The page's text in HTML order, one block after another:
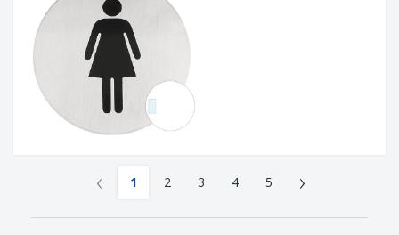
‹ 1 2 3 4 5 ›